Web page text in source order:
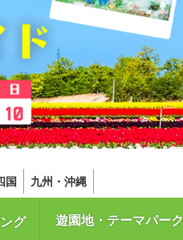
国 九州・沖縄
グ 遊園地・テーマパーク